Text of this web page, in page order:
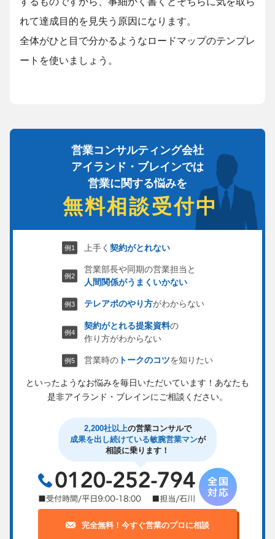
れて達成目的を見失う原因になります。
全体がひと目で分かるようなロードマップのテンプレ
ートを使いましょう。
営業コンサルティング会社
アイランド・ブレインでは
営業に関する悩みを
無料相談受付中
上手く契約がとれない
営業部長や同期の営業担当と
人間関係がうまくいかない
テレアポのやり方がわからない
契約がとれる提案資料の
作り方がわからない
営業時の トークのコツを知りたい
といったようなお悩みを毎日いただいています！ あなたも
是非アイランド・ブレインにご相談ください。
2,200社以上の営業コンサルで
成果を出し続けている敏腕営業マンが
相談に乗ります！
完全無料！今すぐ営業のプロに相談